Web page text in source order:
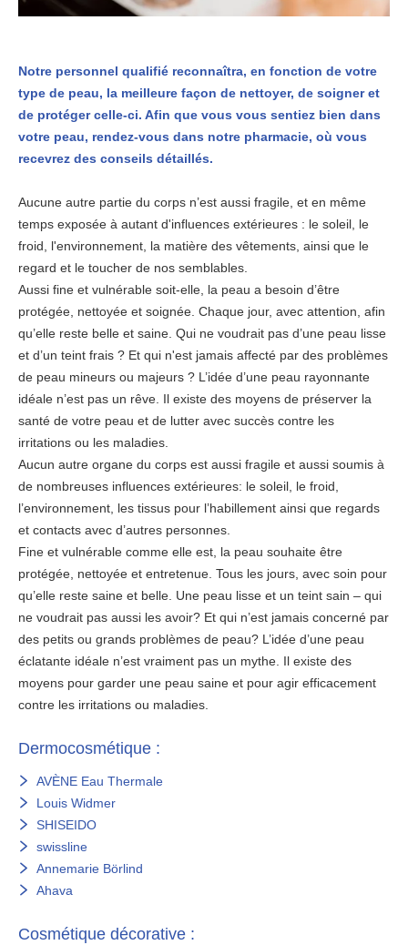
Notre personnel qualifié reconnaîtra, en fonction de votre
type de peau, la meilleure façon de nettoyer, de soigner et
de protéger celle-ci. Afin que vous vous sentiez bien dans
votre peau, rendez-vous dans notre pharmacie, où vous
recevrez des conseils détaillés.
Aucune autre partie du corps n’est aussi fragile, et en même
temps exposée à autant d'influences extérieures : le soleil, le
froid, l'environnement, la matière des vêtements, ainsi que le
regard et le toucher de nos semblables.
Aussi fine et vulnérable soit-elle, la peau a besoin d’être
protégée, nettoyée et soignée. Chaque jour, avec attention, afin
qu’elle reste belle et saine. Qui ne voudrait pas d’une peau lisse
et d’un teint frais ? Et qui n'est jamais affecté par des problèmes
de peau mineurs ou majeurs ? L’idée d’une peau rayonnante
idéale n’est pas un rêve. Il existe des moyens de préserver la
santé de votre peau et de lutter avec succès contre les
irritations ou les maladies.
Aucun autre organe du corps est aussi fragile et aussi soumis à
de nombreuses influences extérieures: le soleil, le froid,
l’environnement, les tissus pour l’habillement ainsi que regards
et contacts avec d’autres personnes.
Fine et vulnérable comme elle est, la peau souhaite être
protégée, nettoyée et entretenue. Tous les jours, avec soin pour
qu’elle reste saine et belle. Une peau lisse et un teint sain – qui
ne voudrait pas aussi les avoir? Et qui n’est jamais concerné par
des petits ou grands problèmes de peau? L’idée d’une peau
éclatante idéale n’est vraiment pas un mythe. Il existe des
moyens pour garder une peau saine et pour agir efficacement
contre les irritations ou maladies.
Dermocosmétique :
AVÈNE Eau Thermale
Louis Widmer
SHISEIDO
swissline
Annemarie Börlind
Ahava
Cosmétique décorative :